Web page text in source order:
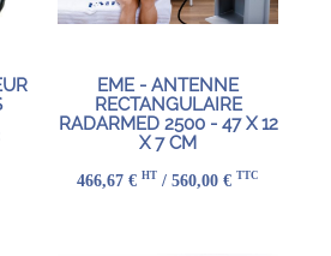
EME - ANTENNE
RECTANGULAIRE
RADARMED 2500 - 47 X 12
X 7 CM
466,67 € HT / 560,00 € TTC